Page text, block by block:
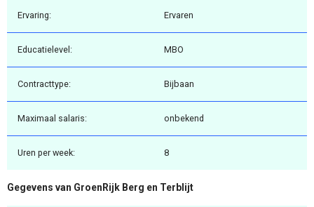
Ervaring: Ervaren
Educatielevel: MBO
Contracttype: Bijbaan
Maximaal salaris: onbekend
Uren per week: 8
Gegevens van GroenRijk Berg en Terblijt